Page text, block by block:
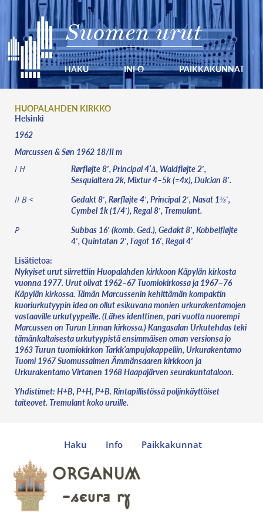
Suomen urut
HAKU INFO PAIKKAKUNNAT
HUOPALAHDEN KIRKKO
Helsinki
1962
Marcussen & Søn 1962 18/II m
I H
Rørfløjte 8′, Principal 4’Δ, Waldfløjte 2′,
Sesquialtera 2k, Mixtur 4–5k (=4x), Dulcian 8′.
II B <
Gedakt 8′, Rørfløjte 4′, Principal 2′, Nasat 1⅓′,
Cymbel 1k (1/4′), Regal 8′, Tremulant.
P
Subbas 16′ (komb. Ged.), Gedakt 8′, Kobbelfløjte
4′, Quintatøn 2′, Fagot 16′, Regal 4′
Lisätietoa:
Nykyiset urut siirrettiin Huopalahden kirkkoon Käpylän kirkosta
vuonna 1977. Urut olivat 1962–67 Tuomiokirkossa ja 1967–76
Käpylän kirkossa. Tämän Marcussenin kehittämän kompaktin
kuoriurkutyypin idea on ollut esikuvana monien urkurakentamojen
vastaaville urkutyypeille. (Lähes identtinen, pari vuotta nuorempi
Marcussen on Turun Linnan kirkossa.) Kangasalan Urkutehdas teki
tämänkaltaisesta urkutyypistä ensimmäisen oman versionsa jo
1963 Turun tuomiokirkon Tarkk’ampujakappeliin, Urkurakentamo
Tuomi 1967 Suomussalmen Ämmänsaaren kirkkoon ja
Urkurakentamo Virtanen 1968 Haapajärven seurakuntataloon.
Yhdistimet: H+B, P+H, P+B. Rintapillistössä poljinkäyttöiset
taiteovet. Tremulant koko uruille.
Haku Info Paikkakunnat